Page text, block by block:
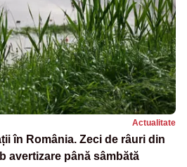
Actualitate
în România. Zeci de râuri din
avertizare până sâmbătă